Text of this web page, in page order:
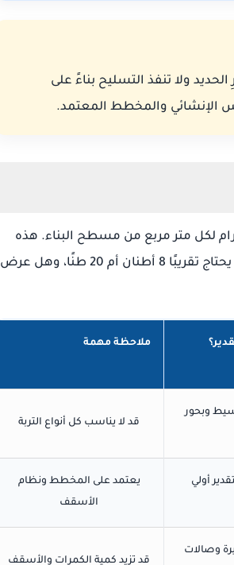
ولا تنفذ التسليح بناءً على
الإنشائي والمخطط المعتمد.
لكل متر مربع من مسطح البناء. هذه
الطريقة لا تعطيك رقمًا نهائيًا، لكنها تساعدك على معرفة هل المشروع يحتاج تقريبًا 8 أطنان أم 20 طنًا، وهل عرض
ملاحظة مهمة
وبحور
قد لا يناسب كل أنواع التربة
أولي
يعتمد على المخطط ونظام
الأسقف
وصالات
قد تزيد كمية الكمرات والأسقف